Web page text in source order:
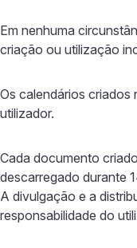
Em nenhuma
criação ou utilização
Os calendários criados
utilizador.
Cada documento
descarregado durante
A divulgação e a
responsabilidade do